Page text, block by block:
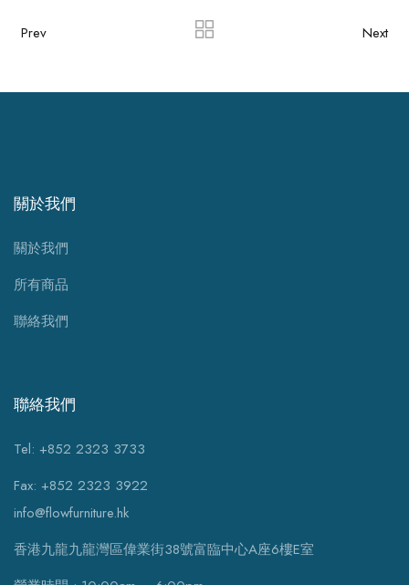
Prev Next
關於我們
關於我們
所有商品
聯絡我們
聯絡我們
Tel: +852 2323 3733
Fax: +852 2323 3922
info@flowfurniture.hk
香港九龍九龍灣區偉業街38號富臨中心A座6樓E室